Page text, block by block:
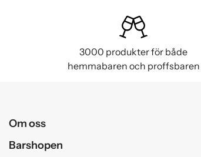
3000 produkter för både
hemmabaren och proffsbaren
Om oss
Barshopen